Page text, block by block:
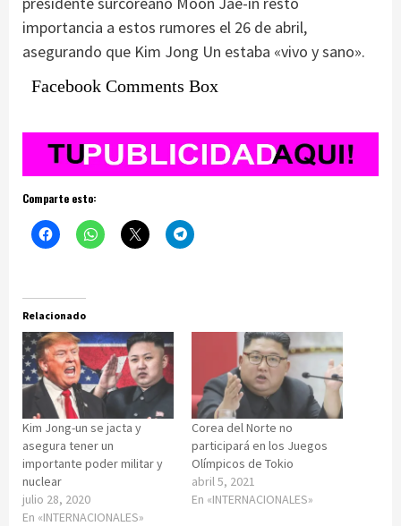
importancia a estos rumores el 26 de abril,
asegurando que Kim Jong Un estaba «vivo y sano».
Facebook Comments Box
Comparte esto:
Relacionado
Kim Jong-un se jacta y
asegura tener un
importante poder militar y
nuclear
julio 28, 2020
En «INTERNACIONALES»
Corea del Norte no
participará en los Juegos
Olímpicos de Tokio
abril 5, 2021
En «INTERNACIONALES»